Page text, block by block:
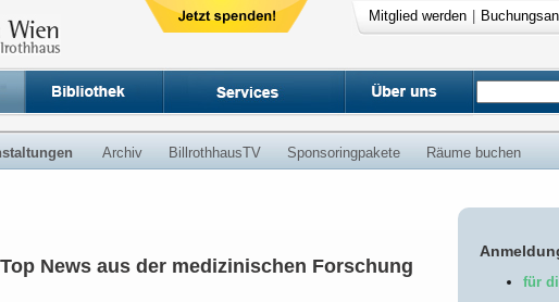
Mitglied werden
Archiv BillrothhausTV Sponsoringpakete Räume buchen
für
News aus der medizinischen Forschung